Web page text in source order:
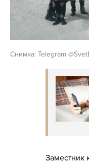
Снимка: Telegram
Заместник